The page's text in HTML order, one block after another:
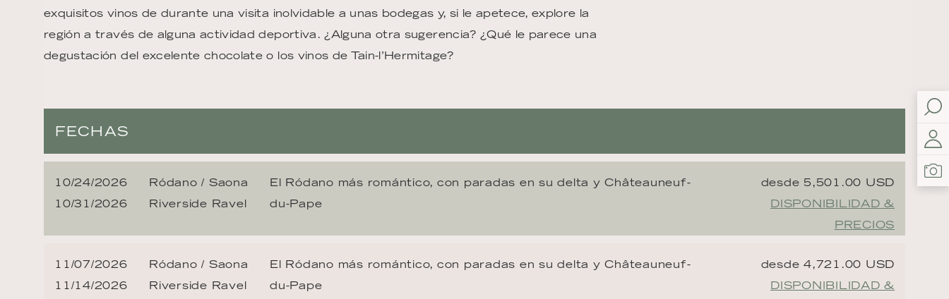
exquisitos vinos de durante una visita inolvidable a unas bodegas y, si le apetece, explore la
región a través de alguna actividad deportiva. ¿Alguna otra sugerencia? ¿Qué le parece una
degustación del excelente chocolate o los vinos de Tain-l’Hermitage?
FECHAS
10/24/2026
10/31/2026
Ródano / Saona
Riverside Ravel
El Ródano más romántico, con paradas en su delta y Châteauneuf-
du-Pape
desde 5,501.00 USD
DISPONIBILIDAD &
PRECIOS
11/07/2026
11/14/2026
Ródano / Saona
Riverside Ravel
El Ródano más romántico, con paradas en su delta y Châteauneuf-
du-Pape
desde 4,721.00 USD
DISPONIBILIDAD &